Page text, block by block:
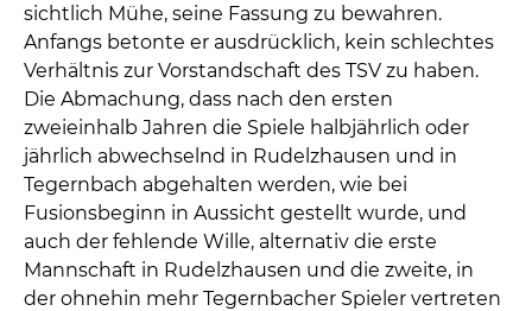
sichtlich Mühe, seine Fassung zu bewahren.
Anfangs betonte er ausdrücklich, kein schlechtes
Verhältnis zur Vorstandschaft des TSV zu haben.
Die Abmachung, dass nach den ersten
zweieinhalb Jahren die Spiele halbjährlich oder
jährlich abwechselnd in Rudelzhausen und in
Tegernbach abgehalten werden, wie bei
Fusionsbeginn in Aussicht gestellt wurde, und
auch der fehlende Wille, alternativ die erste
Mannschaft in Rudelzhausen und die zweite, in
der ohnehin mehr Tegernbacher Spieler vertreten